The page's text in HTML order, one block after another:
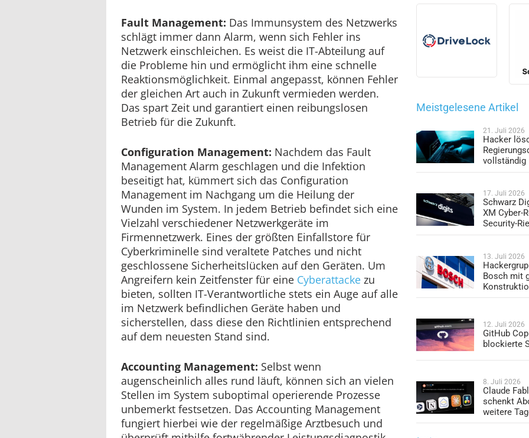
Fault Management: Das Immunsystem des Netzwerks
schlägt immer dann Alarm, wenn sich Fehler ins
Netzwerk einschleichen. Es weist die IT-Abteilung auf
die Probleme hin und ermöglicht ihm eine schnelle
Reaktionsmöglichkeit. Einmal angepasst, können Fehler
der gleichen Art auch in Zukunft vermieden werden.
Das spart Zeit und garantiert einen reibungslosen
Betrieb für die Zukunft.
Configuration Management: Nachdem das Fault
Management Alarm geschlagen und die Infektion
beseitigt hat, kümmert sich das Configuration
Management im Nachgang um die Heilung der
Wunden im System. In jedem Betrieb befindet sich eine
Vielzahl verschiedener Netzwerkgeräte im
Firmennetzwerk. Eines der größten Einfallstore für
Cyberkriminelle sind veraltete Patches und nicht
geschlossene Sicherheitslücken auf den Geräten. Um
Angreifern kein Zeitfenster für eine Cyberattacke zu
bieten, sollten IT-Verantwortliche stets ein Auge auf alle
im Netzwerk befindlichen Geräte haben und
sicherstellen, dass diese den Richtlinien entsprechend
auf dem neuesten Stand sind.
Accounting Management: Selbst wenn
augenscheinlich alles rund läuft, können sich an vielen
Stellen im System suboptimal operierende Prozesse
unbemerkt festsetzen. Das Accounting Management
fungiert hierbei wie der regelmäßige Arztbesuch und
Meistgelesene Artikel
21. Juli 2026
Hacker
vollständig
17. Juli 2026
Schwarz
XM Cyber-
Security-
13. Juli 2026
Bosch mit
12. Juli 2026
GitHub
blockierte
8. Juli 2026
Claude
schenkt
weitere